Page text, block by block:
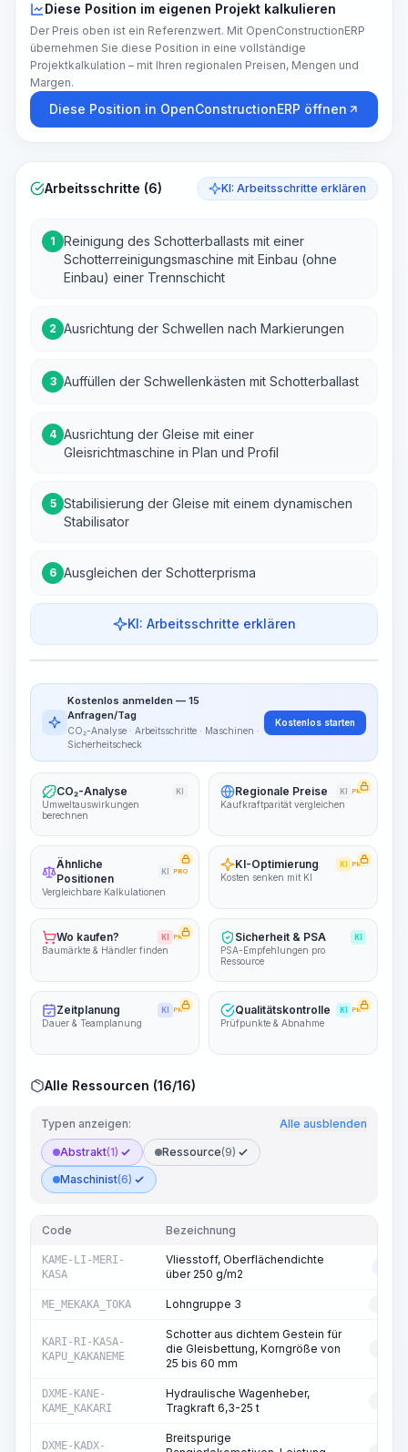
Diese Position im eigenen Projekt kalkulieren
Der Preis oben ist ein Referenzwert. Mit OpenConstructionERP
übernehmen Sie diese Position in eine vollständige
Projektkalkulation – mit Ihren regionalen Preisen, Mengen und
Margen.
Diese Position in OpenConstructionERP öffnen
Arbeitsschritte (6) KI: Arbeitsschritte erklären
1
Reinigung des Schotterballasts mit einer
Schotterreinigungsmaschine mit Einbau (ohne
Einbau) einer Trennschicht
2 Ausrichtung der Schwellen nach Markierungen
3 Auffüllen der Schwellenkästen mit Schotterballast
4 Ausrichtung der Gleise mit einer
Gleisrichtmaschine in Plan und Profil
5 Stabilisierung der Gleise mit einem dynamischen
Stabilisator
6 Ausgleichen der Schotterprisma
KI: Arbeitsschritte erklären
Arbeitsschritte
~15-30 Sek.
Kostenlos anmelden — 15
Anfragen/Tag
CO₂-Analyse · Arbeitsschritte · Maschinen ·
Sicherheitscheck
Kostenlos starten
CO₂-Analyse KI
Umweltauswirkungen
berechnen
Regionale Preise KI PRO
Kaufkraftparität vergleichen
Ähnliche
Positionen
KI PRO
Vergleichbare Kalkulationen
KI-Optimierung KI PRO
Kosten senken mit KI
Wo kaufen? KI PRO
Baumärkte & Händler finden
Sicherheit & PSA KI
PSA-Empfehlungen pro
Ressource
Zeitplanung KI PRO
Dauer & Teamplanung
Qualitätskontrolle KI PRO
Prüfpunkte & Abnahme
Alle Ressourcen (16/16)
Typen anzeigen: Alle ausblenden
Abstrakt(1) Ressource(9)
Maschinist(6)
Code Bezeichnung
KAME-LI-MERI-
KASA
Vliesstoff, Oberflächendichte
über 250 g/m2
ME_MEKAKA_TOKA Lohngruppe 3
KARI-RI-KASA-
KAPU_KAKANEME
Schotter aus dichtem Gestein für
die Gleisbettung, Korngröße von
25 bis 60 mm
DXME-KANE-
KAME_KAKARI
Hydraulische Wagenheber,
Tragkraft 6,3-25 t
DXME-KADX-
Breitspurige